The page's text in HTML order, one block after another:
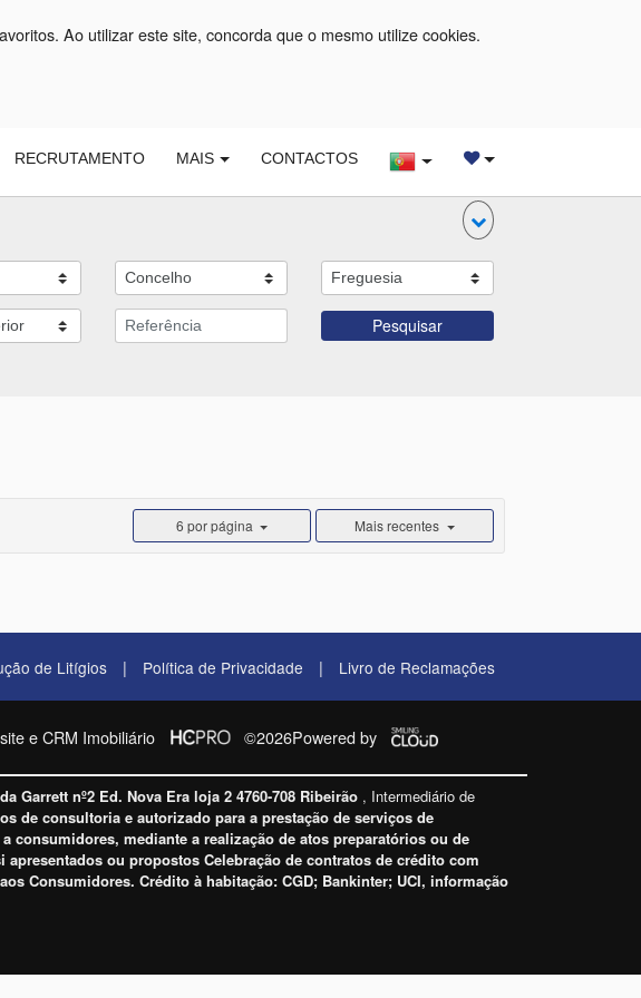
Ao utilizar este site, concorda que o mesmo utilize cookies.
RECRUTAMENTO MAIS CONTACTOS
Pesquisar
6 por página Mais recentes
de Litígios | Política de Privacidade | Livro de Reclamações
e CRM Imobiliário ©2026Powered by
Garrett nº2 Ed. Nova Era loja 2 4760-708 Ribeirão , Intermediário de
de consultoria e autorizado para a prestação de serviços de
consumidores, mediante a realização de atos preparatórios ou de
ou propostos Celebração de contratos de crédito com
Consumidores. Crédito à habitação: CGD; Bankinter; UCI, informação